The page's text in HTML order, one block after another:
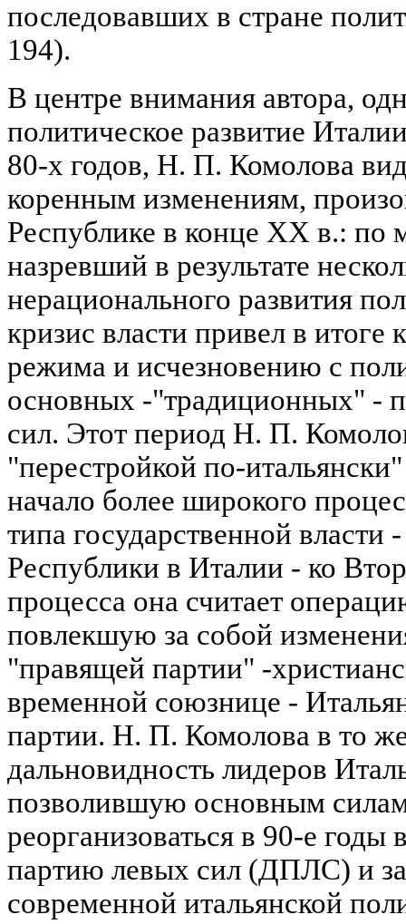
последовавших в стране
194).
В центре внимания автора,
политическое развитие
80-х годов, Н. П. Комолова
коренным изменениям,
Республике в конце XX в.: по
назревший в результате
нерационального развития
кризис власти привел в
режима и исчезновению с
основных -"традиционных" -
сил. Этот период Н. П.
"перестройкой по-
начало более широкого
типа государственной власти
Республики в Италии - ко
процесса она считает
повлекшую за собой
"правящей партии" -
временной союзнице -
партии. Н. П. Комолова в то
дальновидность лидеров
позволившую основным
реорганизоваться в 90-е
партию левых сил (ДПЛС) и
современной итальянской